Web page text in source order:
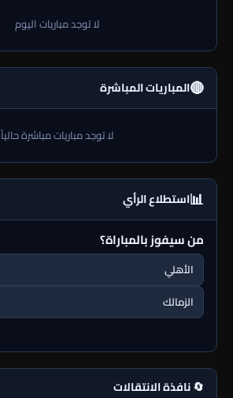
لا توجد مباريات اليوم
🔴المباريات المباشرة
لا توجد مباريات مباشرة حالياً
📊استطلاع الرأي
من سيفوز بالمباراة؟
الأهلي
الزمالك
🔄 نافذة الانتقالات